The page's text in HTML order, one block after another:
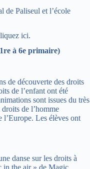
de Paliseul et l’école
ici.
à 6e primaire)
de découverte des droits
de l’enfant ont été
sont issues du très
de l’homme
l’Europe. Les élèves ont
danse sur les droits à
in the air » de Magic